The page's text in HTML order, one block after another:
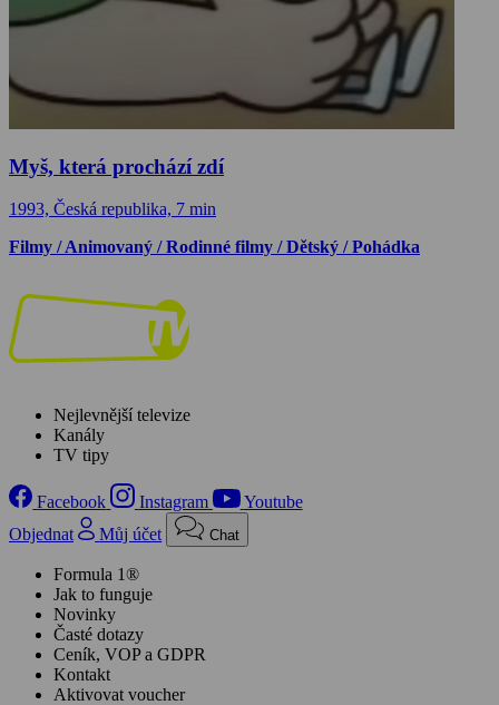
Myš, která prochází zdí
1993, Česká republika, 7 min
Filmy / Animovaný / Rodinné filmy / Dětský / Pohádka
Nejlevnější televize
Kanály
TV tipy
Facebook Instagram
Youtube
Objednat
Můj účet Chat
Formula 1®
Jak to funguje
Novinky
Časté dotazy
Ceník, VOP a GDPR
Kontakt
Aktivovat voucher